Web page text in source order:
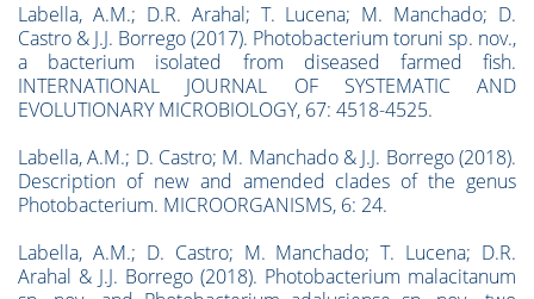
Labella, A.M.; D.R. Arahal; T. Lucena; M. Manchado; D.
Castro & J.J. Borrego (2017). Photobacterium toruni sp. nov.,
a bacterium isolated from diseased farmed fish.
INTERNATIONAL JOURNAL OF SYSTEMATIC AND
EVOLUTIONARY MICROBIOLOGY, 67: 4518-4525.
Labella, A.M.; D. Castro; M. Manchado & J.J. Borrego (2018).
Description of new and amended clades of the genus
Photobacterium. MICROORGANISMS, 6: 24.
Labella, A.M.; D. Castro; M. Manchado; T. Lucena; D.R.
Arahal & J.J. Borrego (2018). Photobacterium malacitanum